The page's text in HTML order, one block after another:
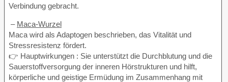
Verbindung gebracht.
– Maca-Wurzel
Maca wird als Adaptogen beschrieben, das Vitalität und
Stressresistenz fördert.
👉 Hauptwirkungen : Sie unterstützt die Durchblutung und die
Sauerstoffversorgung der inneren Hörstrukturen und hilft,
körperliche und geistige Ermüdung im Zusammenhang mit